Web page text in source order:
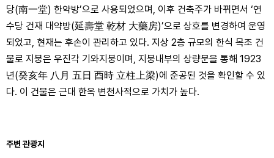
당(南一堂) 한약방’으로 사용되었으며, 이후 건축주가 바뀌면서 ‘연
수당 건재 대약방(延壽堂 乾材 大藥房)’으로 상호를 변경하여 운영
되었고, 현재는 후손이 관리하고 있다. 지상 2층 규모의 한식 목조 건
물로 지붕은 우진각 기와지붕이며, 지붕내부의 상량문을 통해 1923
년(癸亥年 八月 五日 酉時 立柱上梁)에 준공된 것을 확인할 수 있
다. 이 건물은 근대 한옥 변천사적으로 가치가 높다.
주변 관광지